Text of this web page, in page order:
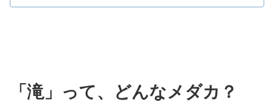
「滝」って、どんなメダカ？